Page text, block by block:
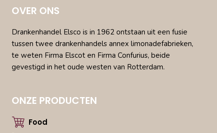
OVER ONS
Drankenhandel Elsco is in 1962 ontstaan uit een fusie
tussen twee drankenhandels annex limonadefabrieken,
te weten Firma Elscot en Firma Confurius, beide
gevestigd in het oude westen van Rotterdam.
ONZE PRODUCTEN
Food